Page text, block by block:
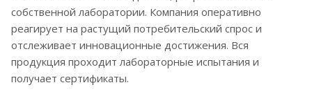
собственной лаборатории. Компания оперативно
реагирует на растущий потребительский спрос и
отслеживает инновационные достижения. Вся
продукция проходит лабораторные испытания и
получает сертификаты.